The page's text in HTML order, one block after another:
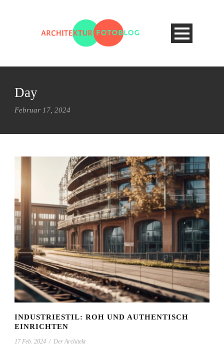
Day
Februar 17, 2024
INDUSTRIESTIL: ROH UND AUTHENTISCH
EINRICHTEN
17 Feb. 2024 / Der Architekt